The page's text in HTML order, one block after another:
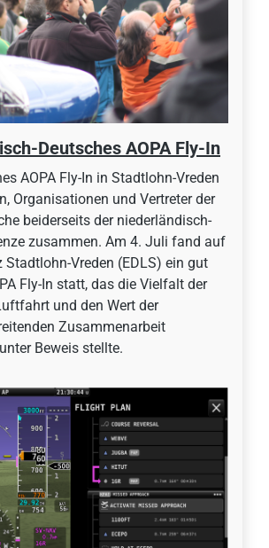
Deutsches AOPA Fly-In
AOPA Fly-In in Stadtlohn-Vreden
Organisationen und Vertreter der
beiderseits der niederländisch-
zusammen. Am 4. Juli fand auf
Vreden (EDLS) ein gut
Fly-In statt, das die Vielfalt der
und den Wert der
Zusammenarbeit
Beweis stellte.